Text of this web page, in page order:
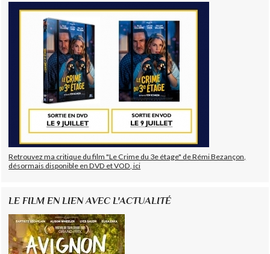
Retrouvez ma critique du film "Le Crime du 3e étage" de Rémi Bezançon,
désormais disponible en DVD et VOD, ici
LE FILM EN LIEN AVEC L'ACTUALITÉ